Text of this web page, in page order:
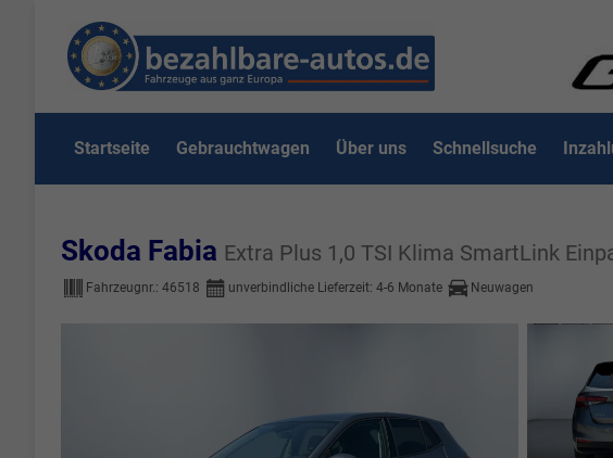
Startseite Gebrauchtwagen Über uns Schnellsuche
Skoda Fabia Extra Plus 1,0 TSI Klima SmartLink
Fahrzeugnr.: 46518 unverbindliche Lieferzeit: 4-6 Monate Neuwagen